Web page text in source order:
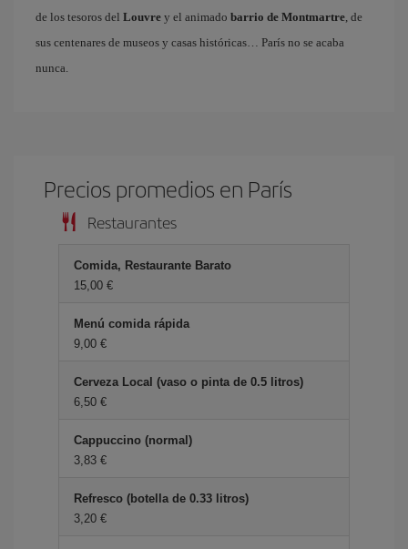
de los tesoros del Louvre y el animado barrio de Montmartre, de
sus centenares de museos y casas históricas… París no se acaba
nunca.
Precios promedios en París
Restaurantes
Comida, Restaurante Barato
15,00 €
Menú comida rápida
9,00 €
Cerveza Local (vaso o pinta de 0.5 litros)
6,50 €
Cappuccino (normal)
3,83 €
Refresco (botella de 0.33 litros)
3,20 €